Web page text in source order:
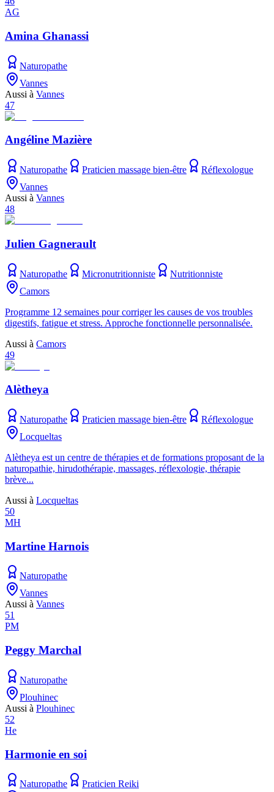
AG
Amina Ghanassi
Naturopathe
Vannes
Aussi à Vannes
47
Angéline Mazière
Naturopathe Praticien massage bien-être
Réflexologue
Vannes
Aussi à Vannes
48
Julien Gagnerault
Naturopathe Micronutritionniste
Nutritionniste
Camors
Programme 12 semaines pour corriger les causes de vos troubles
digestifs, fatigue et stress. Approche fonctionnelle personnalisée.
Aussi à Camors
49
Alètheya
Naturopathe Praticien massage bien-être
Réflexologue
Locqueltas
Alètheya est un centre de thérapies et de formations proposant de la
naturopathie, hirudothérapie, massages, réflexologie, thérapie
brève...
Aussi à Locqueltas
50
MH
Martine Harnois
Naturopathe
Vannes
Aussi à Vannes
51
PM
Peggy Marchal
Naturopathe
Plouhinec
Aussi à Plouhinec
52
He
Harmonie en soi
Naturopathe
Praticien Reiki